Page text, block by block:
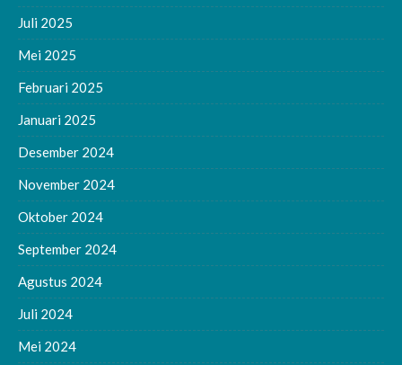
Juli 2025
Mei 2025
Februari 2025
Januari 2025
Desember 2024
November 2024
Oktober 2024
September 2024
Agustus 2024
Juli 2024
Mei 2024